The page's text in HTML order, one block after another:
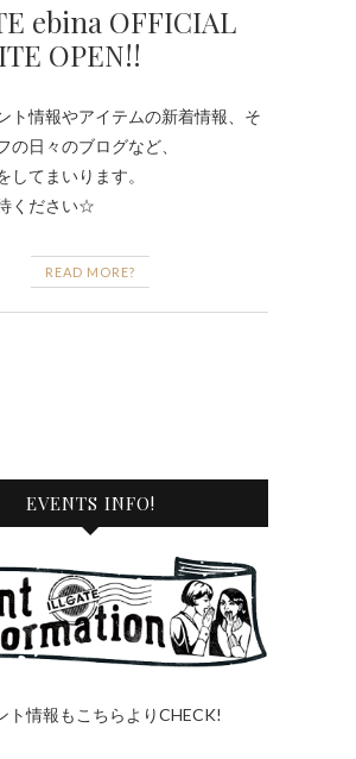
ebina OFFICIAL
OPEN!!
の日々のブログなど、
してまいります。
ください☆
READ MORE?
EVENTS INFO!
ト情報もこちらよりCHECK!